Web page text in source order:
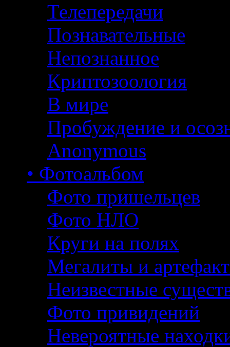
Телепередачи
Познавательные
Непознанное
Криптозоология
В мире
Пробуждение и
Anonymous
• Фотоальбом
Фото пришельцев
Фото НЛО
Круги на полях
Мегалиты и
Неизвестные
Фото привидений
Невероятные